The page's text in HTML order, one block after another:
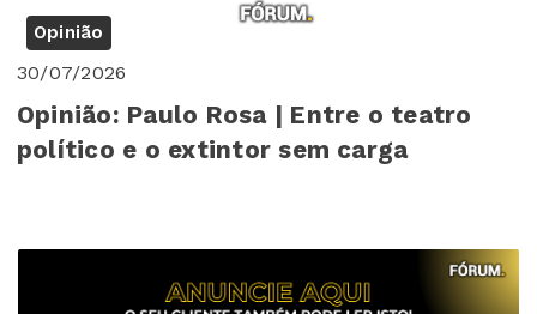
Opinião
30/07/2026
Opinião: Paulo Rosa | Entre o teatro
político e o extintor sem carga